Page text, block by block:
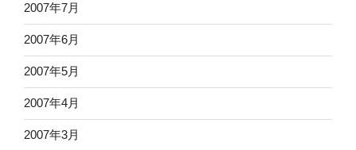
2007年7月
2007年6月
2007年5月
2007年4月
2007年3月